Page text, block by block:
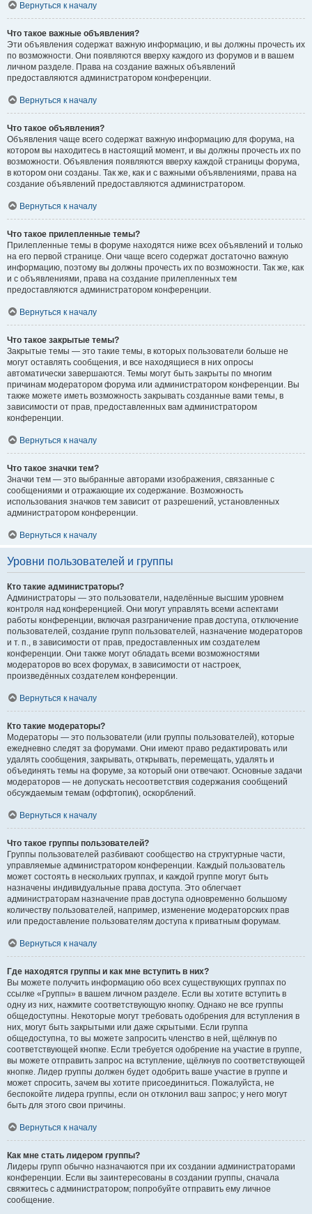
Вернуться к началу
Что такое важные объявления?
Эти объявления содержат важную информацию, и вы должны прочесть их
по возможности. Они появляются вверху каждого из форумов и в вашем
личном разделе. Права на создание важных объявлений
предоставляются администратором конференции.
Вернуться к началу
Что такое объявления?
Объявления чаще всего содержат важную информацию для форума, на
котором вы находитесь в настоящий момент, и вы должны прочесть их по
возможности. Объявления появляются вверху каждой страницы форума,
в котором они созданы. Так же, как и с важными объявлениями, права на
создание объявлений предоставляются администратором.
Вернуться к началу
Что такое прилепленные темы?
Прилепленные темы в форуме находятся ниже всех объявлений и только
на его первой странице. Они чаще всего содержат достаточно важную
информацию, поэтому вы должны прочесть их по возможности. Так же, как
и с объявлениями, права на создание прилепленных тем
предоставляются администратором конференции.
Вернуться к началу
Что такое закрытые темы?
Закрытые темы — это такие темы, в которых пользователи больше не
могут оставлять сообщения, и все находящиеся в них опросы
автоматически завершаются. Темы могут быть закрыты по многим
причинам модератором форума или администратором конференции. Вы
также можете иметь возможность закрывать созданные вами темы, в
зависимости от прав, предоставленных вам администратором
конференции.
Вернуться к началу
Что такое значки тем?
Значки тем — это выбранные авторами изображения, связанные с
сообщениями и отражающие их содержание. Возможность
использования значков тем зависит от разрешений, установленных
администратором конференции.
Вернуться к началу
Уровни пользователей и группы
Кто такие администраторы?
Администраторы — это пользователи, наделённые высшим уровнем
контроля над конференцией. Они могут управлять всеми аспектами
работы конференции, включая разграничение прав доступа, отключение
пользователей, создание групп пользователей, назначение модераторов
и т. п., в зависимости от прав, предоставленных им создателем
конференции. Они также могут обладать всеми возможностями
модераторов во всех форумах, в зависимости от настроек,
произведённых создателем конференции.
Вернуться к началу
Кто такие модераторы?
Модераторы — это пользователи (или группы пользователей), которые
ежедневно следят за форумами. Они имеют право редактировать или
удалять сообщения, закрывать, открывать, перемещать, удалять и
объединять темы на форуме, за который они отвечают. Основные задачи
модераторов — не допускать несоответствия содержания сообщений
обсуждаемым темам (оффтопик), оскорблений.
Вернуться к началу
Что такое группы пользователей?
Группы пользователей разбивают сообщество на структурные части,
управляемые администратором конференции. Каждый пользователь
может состоять в нескольких группах, и каждой группе могут быть
назначены индивидуальные права доступа. Это облегчает
администраторам назначение прав доступа одновременно большому
количеству пользователей, например, изменение модераторских прав
или предоставление пользователям доступа к приватным форумам.
Вернуться к началу
Где находятся группы и как мне вступить в них?
Вы можете получить информацию обо всех существующих группах по
ссылке «Группы» в вашем личном разделе. Если вы хотите вступить в
одну из них, нажмите соответствующую кнопку. Однако не все группы
общедоступны. Некоторые могут требовать одобрения для вступления в
них, могут быть закрытыми или даже скрытыми. Если группа
общедоступна, то вы можете запросить членство в ней, щёлкнув по
соответствующей кнопке. Если требуется одобрение на участие в группе,
вы можете отправить запрос на вступление, щёлкнув по соответствующей
кнопке. Лидер группы должен будет одобрить ваше участие в группе и
может спросить, зачем вы хотите присоединиться. Пожалуйста, не
беспокойте лидера группы, если он отклонил ваш запрос; у него могут
быть для этого свои причины.
Вернуться к началу
Как мне стать лидером группы?
Лидеры групп обычно назначаются при их создании администраторами
конференции. Если вы заинтересованы в создании группы, сначала
свяжитесь с администратором; попробуйте отправить ему личное
сообщение.